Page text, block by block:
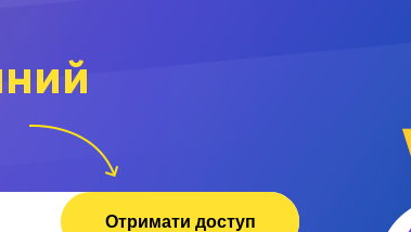
Отримати доступ